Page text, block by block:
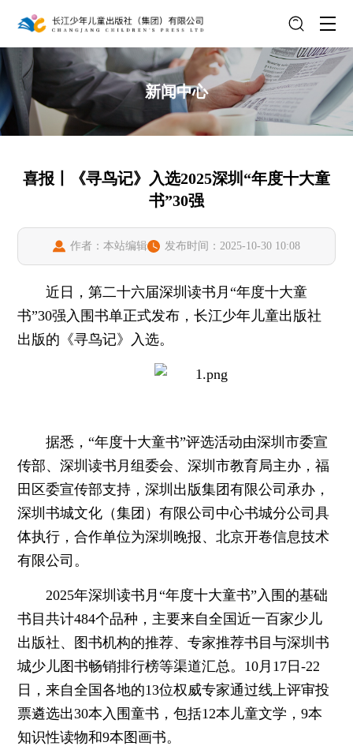
新闻中心
喜报丨《寻鸟记》入选2025深圳“年度十大童
书”30强
作者：本站编辑 发布时间：2025-10-30 10:08
近日，第二十六届深圳读书月“年度十大童
书”30强入围书单正式发布，长江少年儿童出版社
出版的《寻鸟记》入选。
据悉，“年度十大童书”评选活动由深圳市委宣
传部、深圳读书月组委会、深圳市教育局主办，福
田区委宣传部支持，深圳出版集团有限公司承办，
深圳书城文化（集团）有限公司中心书城分公司具
体执行，合作单位为深圳晚报、北京开卷信息技术
有限公司。
2025年深圳读书月“年度十大童书”入围的基础
书目共计484个品种，主要来自全国近一百家少儿
出版社、图书机构的推荐、专家推荐书目与深圳书
城少儿图书畅销排行榜等渠道汇总。10月17日-22
日，来自全国各地的13位权威专家通过线上评审投
票遴选出30本入围童书，包括12本儿童文学，9本
知识性读物和9本图画书。